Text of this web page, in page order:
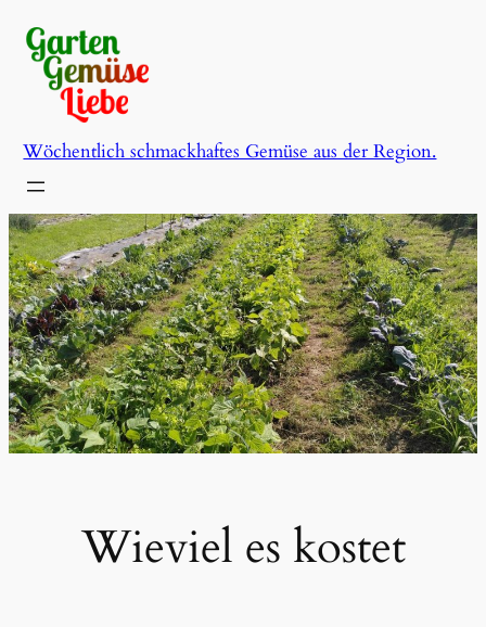
Zum
Inhalt
springen
Wöchentlich schmackhaftes Gemüse aus der Region.
Wieviel es kostet